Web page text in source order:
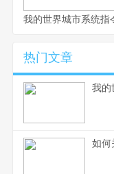
我的世界城市系统指
热门文章
我的
如何